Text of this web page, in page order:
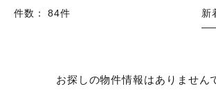
件数： 84件 新
お探しの物件情報はありません